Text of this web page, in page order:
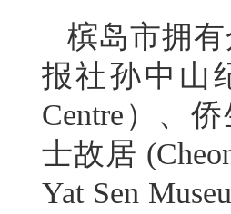
槟岛市拥
报社孙中山
Centre）、
士故居
Yat Sen